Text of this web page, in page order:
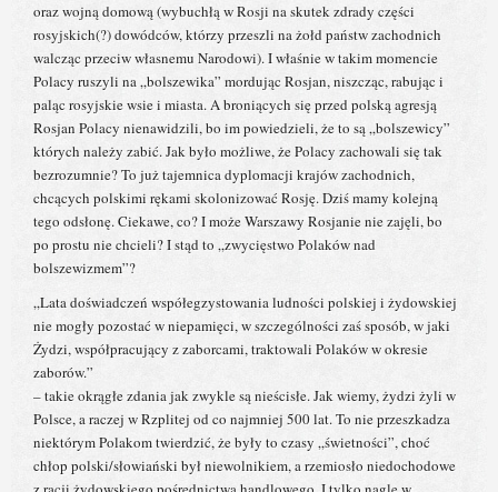
oraz wojną domową (wybuchłą w Rosji na skutek zdrady części
rosyjskich(?) dowódców, którzy przeszli na żołd państw zachodnich
walcząc przeciw własnemu Narodowi). I właśnie w takim momencie
Polacy ruszyli na „bolszewika” mordując Rosjan, niszcząc, rabując i
paląc rosyjskie wsie i miasta. A broniących się przed polską agresją
Rosjan Polacy nienawidzili, bo im powiedzieli, że to są „bolszewicy”
których należy zabić. Jak było możliwe, że Polacy zachowali się tak
bezrozumnie? To już tajemnica dyplomacji krajów zachodnich,
chcących polskimi rękami skolonizować Rosję. Dziś mamy kolejną
tego odsłonę. Ciekawe, co? I może Warszawy Rosjanie nie zajęli, bo
po prostu nie chcieli? I stąd to „zwycięstwo Polaków nad
bolszewizmem”?
„Lata doświadczeń współegzystowania ludności polskiej i żydowskiej
nie mogły pozostać w niepamięci, w szczególności zaś sposób, w jaki
Żydzi, współpracujący z zaborcami, traktowali Polaków w okresie
zaborów.”
– takie okrągłe zdania jak zwykle są nieścisłe. Jak wiemy, żydzi żyli w
Polsce, a raczej w Rzplitej od co najmniej 500 lat. To nie przeszkadza
niektórym Polakom twierdzić, że były to czasy „świetności”, choć
chłop polski/słowiański był niewolnikiem, a rzemiosło niedochodowe